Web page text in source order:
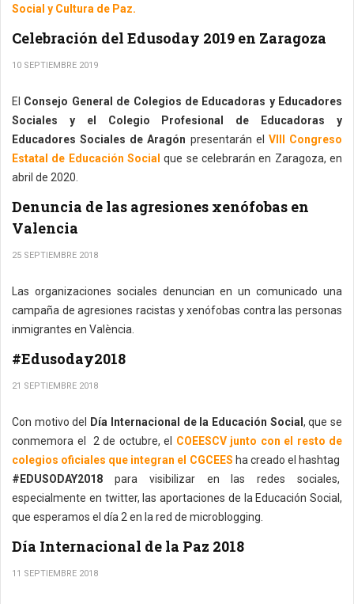
Social y Cultura de Paz.
Celebración del Edusoday 2019 en Zaragoza
10 SEPTIEMBRE 2019
El Consejo General de Colegios de Educadoras y Educadores
Sociales y el Colegio Profesional de Educadoras y
Educadores Sociales de Aragón presentarán el VIII Congreso
Estatal de Educación Social que se celebrarán en Zaragoza, en
abril de 2020.
Denuncia de las agresiones xenófobas en
Valencia
25 SEPTIEMBRE 2018
Las organizaciones sociales denuncian en un comunicado una
campaña de agresiones racistas y xenófobas contra las personas
inmigrantes en València.
#Edusoday2018
21 SEPTIEMBRE 2018
Con motivo del Día Internacional de la Educación Social , que se
conmemora el 2 de octubre, el COEESCV junto con el resto de
colegios oficiales que integran el CGCEES ha creado el hashtag
#EDUSODAY2018 para visibilizar en las redes sociales,
especialmente en twitter, las aportaciones de la Educación Social,
que esperamos el día 2 en la red de microblogging.
Día Internacional de la Paz 2018
11 SEPTIEMBRE 2018